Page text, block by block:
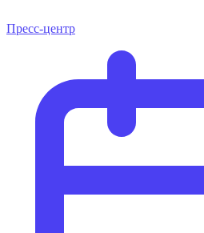
Пресс-центр